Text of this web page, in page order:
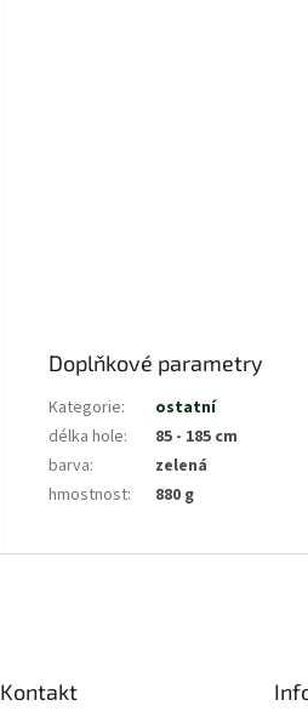
Doplňkové parametry
Kategorie:
ostatní
délka hole:
85 - 185 cm
barva:
zelená
hmostnost: 880 g
Kontakt